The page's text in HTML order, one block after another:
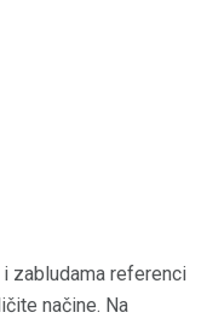
zabludama referenci
načine. Na